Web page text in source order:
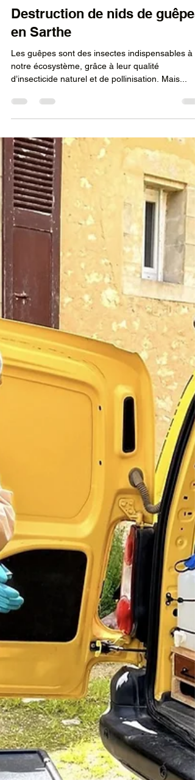
tvandecrit
14 juin 2024
2 min de lecture
Destruction de nids de guêpes
en Sarthe
notre écosystème, grâce à leur qualité
d’insecticide naturel et de pollinisation. Mais...